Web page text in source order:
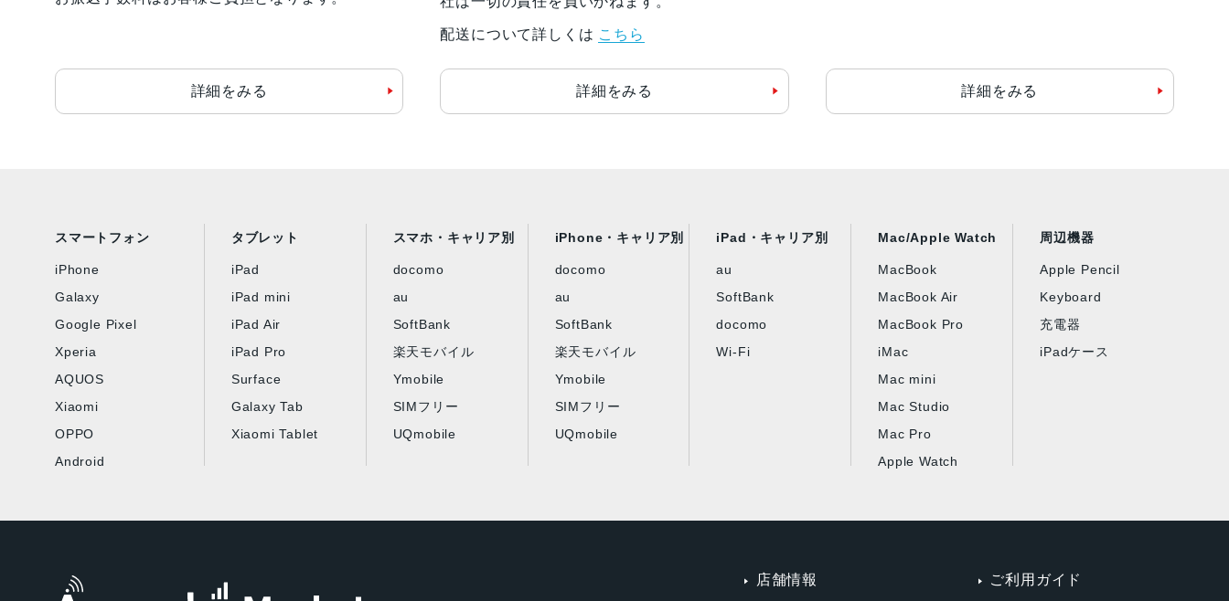
詳細をみる
配送について詳しくは こちら
詳細をみる 詳細をみる
スマートフォン
iPhone
Galaxy
Google Pixel
Xperia
AQUOS
Xiaomi
OPPO
Android
タブレット
iPad
iPad mini
iPad Air
iPad Pro
Surface
Galaxy Tab
Xiaomi Tablet
スマホ・キャリア別
docomo
au
SoftBank
楽天モバイル
Ymobile
SIMフリー
UQmobile
iPhone・キャリア別
docomo
au
SoftBank
楽天モバイル
Ymobile
SIMフリー
UQmobile
iPad・キャリア別
au
SoftBank
docomo
Wi-Fi
Mac/Apple Watch
MacBook
MacBook Air
MacBook Pro
iMac
Mac mini
Mac Studio
Mac Pro
Apple Watch
周辺機器
Apple Pencil
Keyboard
充電器
iPadケース
店舗情報 ご利用ガイド